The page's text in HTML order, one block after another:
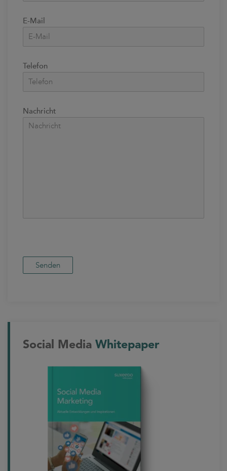
E-Mail
Telefon
Nachricht
Social Media Whitepaper